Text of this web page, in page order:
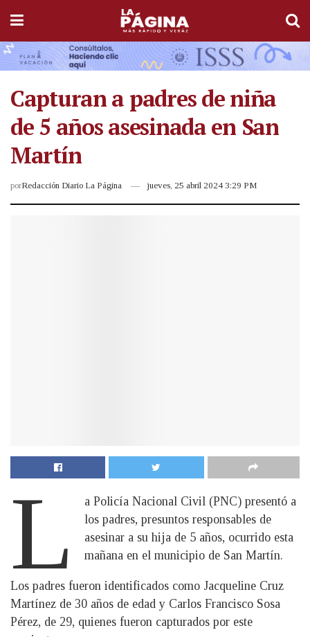
Capturan a padres de niña
de 5 años asesinada en San
Martín
porRedacción Diario La Página jueves, 25 abril 2024 3:29 PM
L
a Policía Nacional Civil (PNC) presentó a
los padres, presuntos responsables de
asesinar a su hija de 5 años, ocurrido esta
mañana en el municipio de San Martín.
Los padres fueron identificados como Jacqueline Cruz
Martínez de 30 años de edad y Carlos Francisco Sosa
Pérez, de 29, quienes fueron capturados por este